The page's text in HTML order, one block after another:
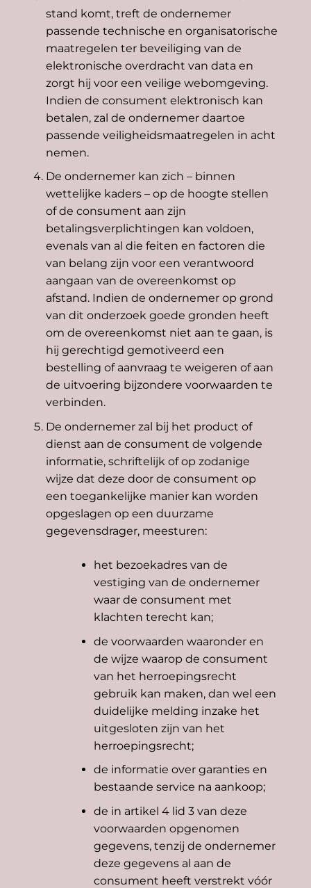
stand komt, treft de ondernemer
passende technische en organisatorische
maatregelen ter beveiliging van de
elektronische overdracht van data en
zorgt hij voor een veilige webomgeving.
Indien de consument elektronisch kan
betalen, zal de ondernemer daartoe
passende veiligheidsmaatregelen in acht
nemen.
De ondernemer kan zich – binnen
wettelijke kaders – op de hoogte stellen
of de consument aan zijn
betalingsverplichtingen kan voldoen,
evenals van al die feiten en factoren die
van belang zijn voor een verantwoord
aangaan van de overeenkomst op
afstand. Indien de ondernemer op grond
van dit onderzoek goede gronden heeft
om de overeenkomst niet aan te gaan, is
hij gerechtigd gemotiveerd een
bestelling of aanvraag te weigeren of aan
de uitvoering bijzondere voorwaarden te
verbinden.
De ondernemer zal bij het product of
dienst aan de consument de volgende
informatie, schriftelijk of op zodanige
wijze dat deze door de consument op
een toegankelijke manier kan worden
opgeslagen op een duurzame
gegevensdrager, meesturen:
het bezoekadres van de
vestiging van de ondernemer
waar de consument met
klachten terecht kan;
de voorwaarden waaronder en
de wijze waarop de consument
van het herroepingsrecht
gebruik kan maken, dan wel een
duidelijke melding inzake het
uitgesloten zijn van het
herroepingsrecht;
de informatie over garanties en
bestaande service na aankoop;
de in artikel 4 lid 3 van deze
voorwaarden opgenomen
gegevens, tenzij de ondernemer
deze gegevens al aan de
consument heeft verstrekt vóór